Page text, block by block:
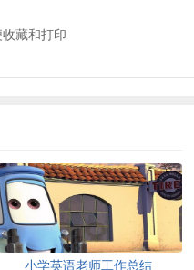
藏和打印
小学英语老师工作总结